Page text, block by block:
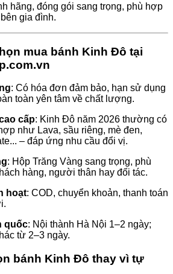
hãng, đóng gói sang trọng, phù hợp
gia đình.
mua bánh Kinh Đô tại
: Có hóa đơn đảm bảo, hạn sử dụng
toàn yên tâm về chất lượng.
cấp: Kinh Đô năm 2026 thường có
như Lava, sầu riêng, mè đen,
– đáp ứng nhu cầu đổi vị.
: Hộp Trăng Vàng sang trọng, phù
hàng, người thân hay đối tác.
hoạt: COD, chuyển khoản, thanh toán
quốc: Nội thành Hà Nội 1–2 ngày;
từ 2–3 ngày.
bánh Kinh Đô thay vì tự